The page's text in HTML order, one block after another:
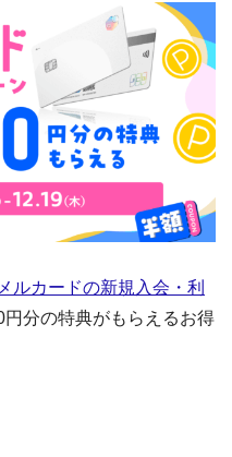
メルカードの新規入会・利
円分の特典がもらえるお得